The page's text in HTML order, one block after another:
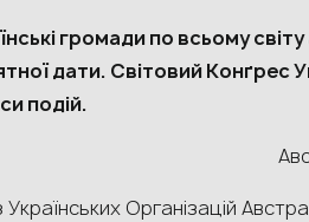
громади по всьому
дати. Світовий Конґрес
подій.
Організацій